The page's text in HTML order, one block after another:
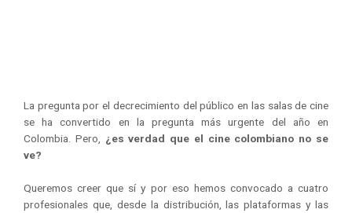
La pregunta por el decrecimiento del público en las salas de cine
se ha convertido en la pregunta más urgente del año en
Colombia. Pero, ¿es verdad que el cine colombiano no se
ve?
Queremos creer que sí y por eso hemos convocado a cuatro
profesionales que, desde la distribución, las plataformas y las